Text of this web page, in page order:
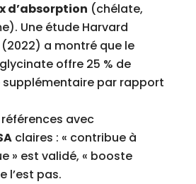
d’absorption (chélate,
Une étude Harvard
a montré que le
offre 25 % de
par rapport
références avec
claires : « contribue à
» est validé, « booste
l’est pas.